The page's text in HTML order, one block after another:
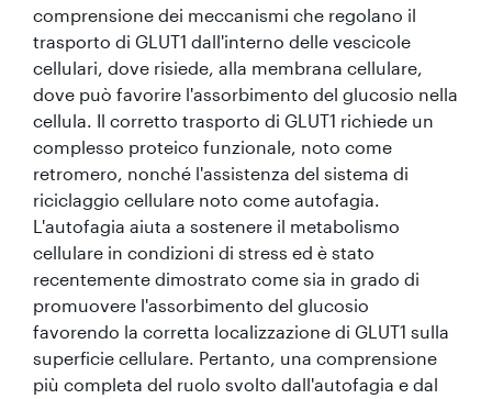
comprensione dei meccanismi che regolano il
trasporto di GLUT1 dall'interno delle vescicole
cellulari, dove risiede, alla membrana cellulare,
dove può favorire l'assorbimento del glucosio nella
cellula. Il corretto trasporto di GLUT1 richiede un
complesso proteico funzionale, noto come
retromero, nonché l'assistenza del sistema di
riciclaggio cellulare noto come autofagia.
L'autofagia aiuta a sostenere il metabolismo
cellulare in condizioni di stress ed è stato
recentemente dimostrato come sia in grado di
promuovere l'assorbimento del glucosio
favorendo la corretta localizzazione di GLUT1 sulla
superficie cellulare. Pertanto, una comprensione
più completa del ruolo svolto dall'autofagia e dal